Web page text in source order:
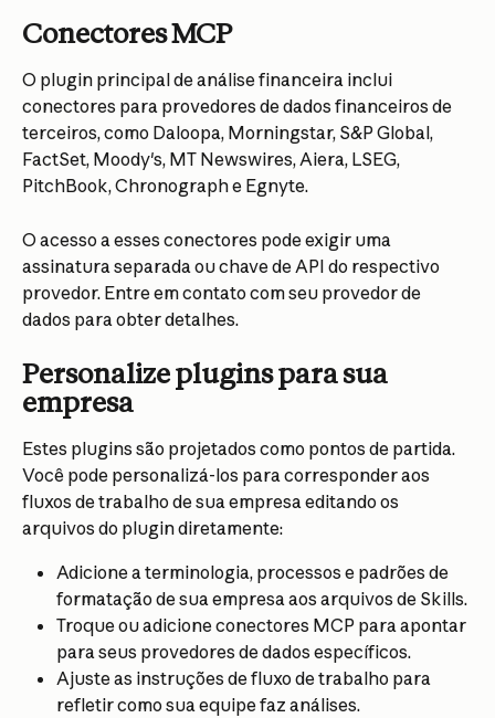
Conectores MCP
O plugin principal de análise financeira inclui
conectores para provedores de dados financeiros de
terceiros, como Daloopa, Morningstar, S&P Global,
FactSet, Moody's, MT Newswires, Aiera, LSEG,
PitchBook, Chronograph e Egnyte.
O acesso a esses conectores pode exigir uma
assinatura separada ou chave de API do respectivo
provedor. Entre em contato com seu provedor de
dados para obter detalhes.
Personalize plugins para sua
empresa
Estes plugins são projetados como pontos de partida.
Você pode personalizá-los para corresponder aos
fluxos de trabalho de sua empresa editando os
arquivos do plugin diretamente:
Adicione a terminologia, processos e padrões de
formatação de sua empresa aos arquivos de Skills.
Troque ou adicione conectores MCP para apontar
para seus provedores de dados específicos.
Ajuste as instruções de fluxo de trabalho para
refletir como sua equipe faz análises.